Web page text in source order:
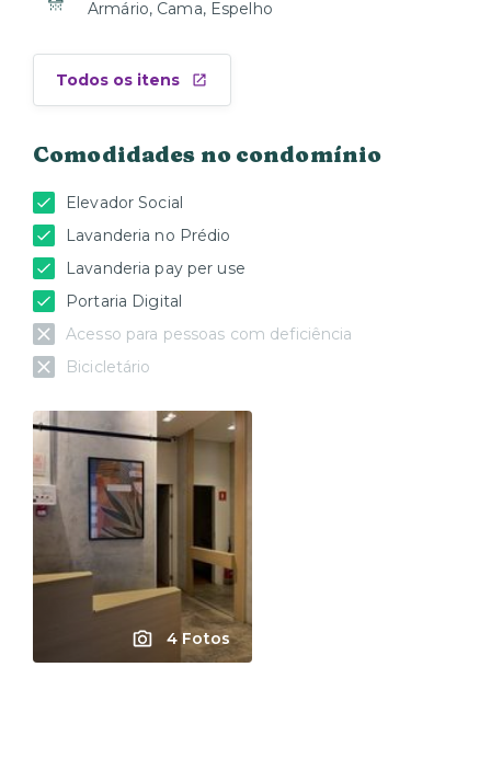
Armário, Cama, Espelho
Todos os itens
Comodidades no condomínio
Elevador Social
Lavanderia no Prédio
Lavanderia pay per use
Portaria Digital
Acesso para pessoas com deficiência
Bicicletário
4 Fotos